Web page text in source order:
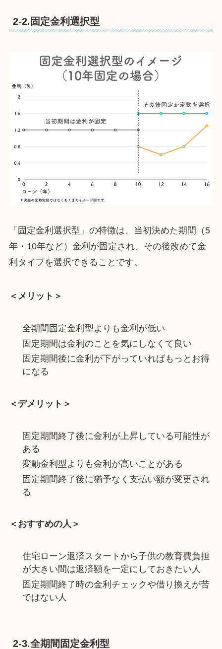
2-2.固定金利選択型
「固定金利選択型」の特徴は、当初決めた期間（5
年・10年など）金利が固定され、その後改めて金
利タイプを選択できることです。
＜メリット＞
全期間固定金利型よりも金利が低い
固定期間は金利のことを気にしなくて良い
固定期間後に金利が下がっていればもっとお得
になる
＜デメリット＞
固定期間終了後に金利が上昇している可能性が
ある
変動金利型よりも金利が高いことがある
固定期間終了後に猶予なく支払い額が変更され
る
＜おすすめの人＞
住宅ローン返済スタートから子供の教育費負担
が大きい間は返済額を一定にしておきたい人
固定期間終了時の金利チェックや借り換えが苦
ではない人
2-3.全期間固定金利型